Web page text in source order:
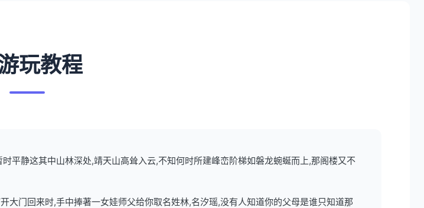
玩教程
平静这其中山林深处,靖天山高耸入云,不知何时所建峰峦阶梯如磐龙蜿蜒而上,那阁楼又不
门回来时,手中捧著一女娃师父给你取名姓林,名汐瑶,没有人知道你的父母是谁只知道那